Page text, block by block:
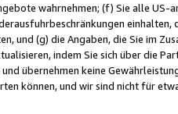
wahrnehmen; (f) Sie alle
und (g) die Angaben, die Sie im
indem Sie sich über die
übernehmen keine
können, und wir sind nicht für